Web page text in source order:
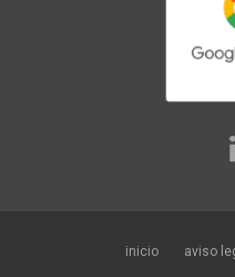
inicio aviso